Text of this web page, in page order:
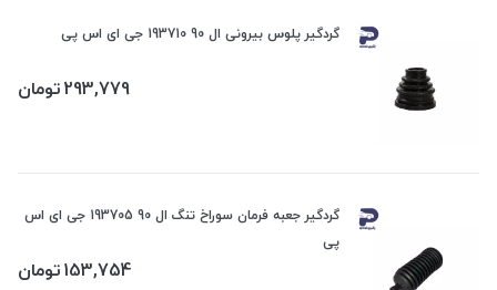
گردگیر پلوس بیرونی ال 90 193710 جی ای اس پی
293,779تومان
گردگیر جعبه فرمان سوراخ تنگ ال 90 193705 جی ای اس
پی
153,754تومان